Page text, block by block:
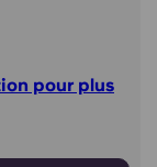
pour plus